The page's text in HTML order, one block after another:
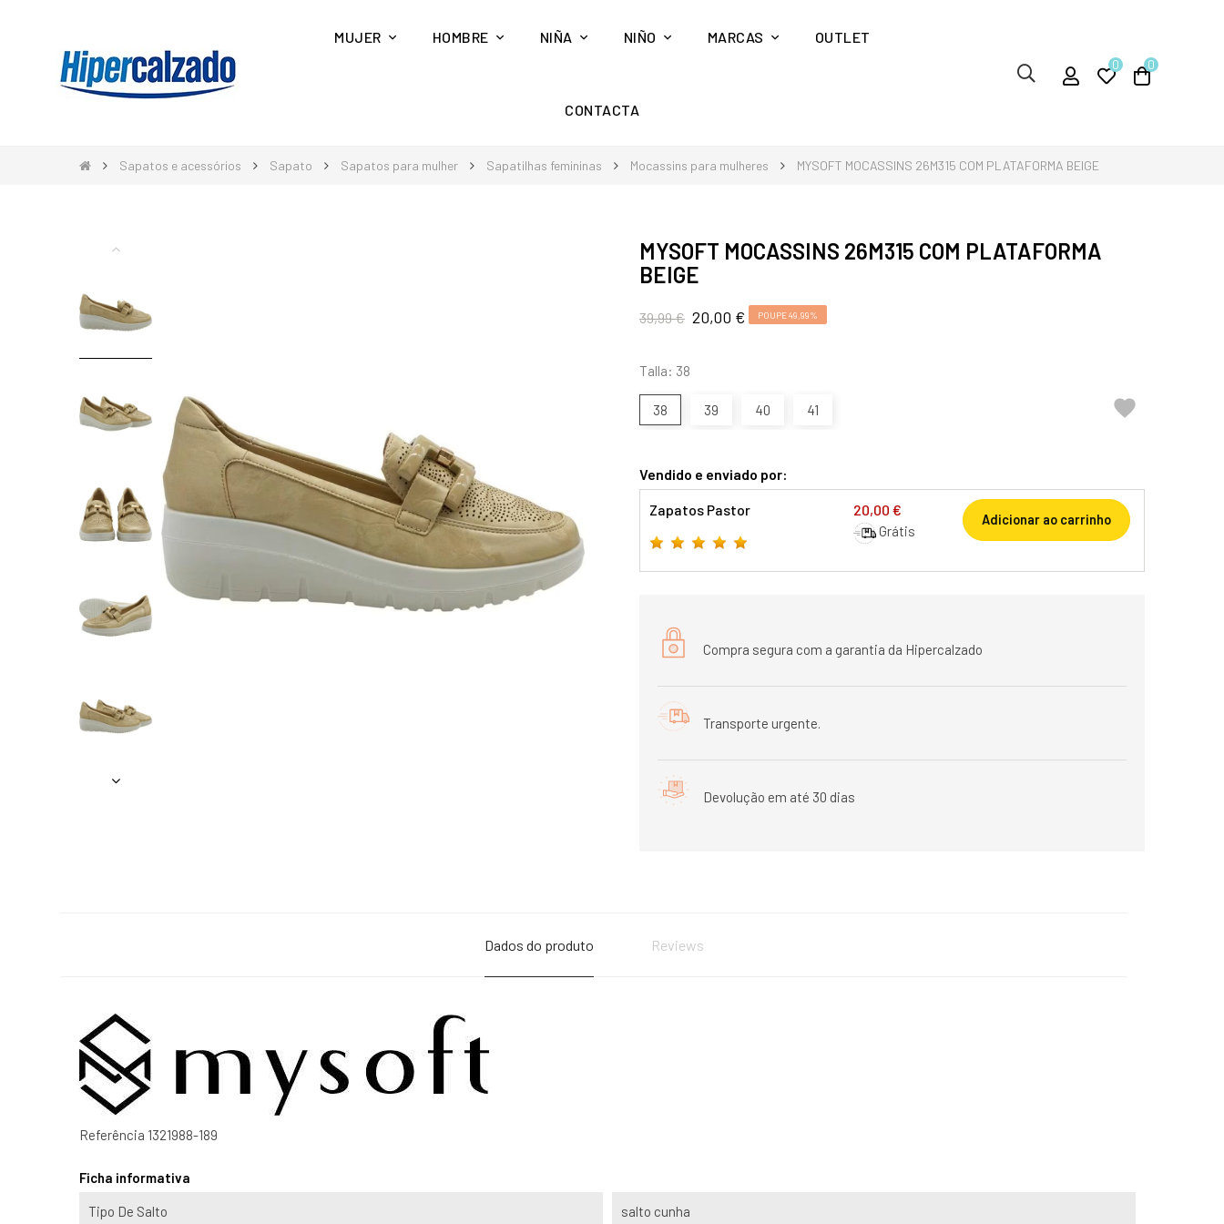
MUJER HOMBRE NIÑA NIÑO MARCAS OUTLET
CONTACTA
0 0
Sapatos e acessórios Sapato Sapatos para mulher Sapatilhas femininas Mocassins para mulheres MYSOFT MOCASSINS 26M315 COM PLATAFORMA BEIGE
MYSOFT MOCASSINS 26M315 COM PLATAFORMA
BEIGE
39,99 € 20,00 € POUPE 49,99%
Talla: 38
38 39 40 41 
Vendido e enviado por:
Zapatos Pastor 20,00 €
Grátis
Adicionar ao carrinho
Compra segura com a garantia da Hipercalzado
Transporte urgente.
Devolução em até 30 dias
Dados do produto Reviews
Referência 1321988-189
Ficha informativa
Tipo De Salto salto cunha